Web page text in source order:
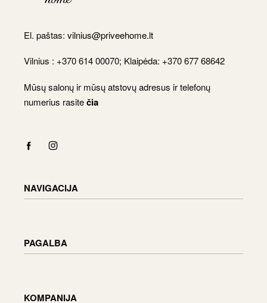
El. paštas: vilnius@priveehome.lt
Vilnius : +370 614 00070; Klaipėda: +370 677 68642
Mūsų salonų ir mūsų atstovų adresus ir telefonų
numerius rasitečia
NAVIGACIJA
Krepšelis
PAGALBA
KOMPANIJA